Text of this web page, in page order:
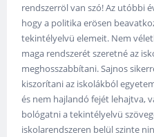
rendszerröl van szó! Az utóbbi
hogy a politika erösen
tekintélyelvü elemeit. Nem
maga rendszerét szeretné az
meghosszabbítani. Sajnos
kiszorítani az iskolákból
és nem hajlandó fejét lehajtva,
bológatni a tekintélyelvü
iskolarendszeren belül szinte